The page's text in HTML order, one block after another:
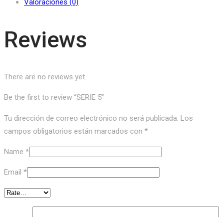
Valoraciones (0)
Reviews
There are no reviews yet.
Be the first to review “SERIE 5”
Tu dirección de correo electrónico no será publicada. Los
campos obligatorios están marcados con *
Name *
Email *